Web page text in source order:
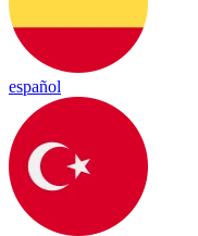
español